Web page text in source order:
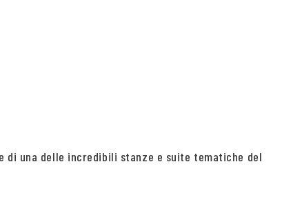
di una delle incredibili stanze e suite tematiche del